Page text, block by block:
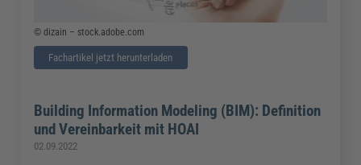
© dizain – stock.adobe.com
Fachartikel jetzt herunterladen
Building Information Modeling (BIM): Definition
und Vereinbarkeit mit HOAI
02.09.2022